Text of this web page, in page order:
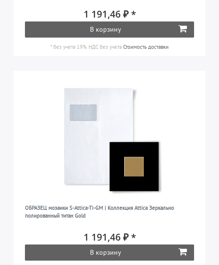
1 191,46 ₽ *
В корзину
*без учета 19% НДС без учета Стоимость доставки
ОБРАЗЕЦ мозаики S-Attica-Ti-GM | Коллекция Attica Зеркально
полированный титан Gold
1 191,46 ₽ *
В корзину